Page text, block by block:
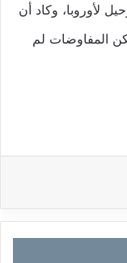
لأوروبا، وكاد أن
المفاوضات لم